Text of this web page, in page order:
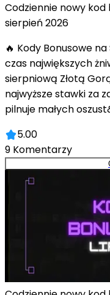
Codziennie nowy
sierpień 2026
🔥 Kody Bonusowe na
czas największych
sierpniową Złotą
najwyższe stawki za
pilnuje małych
5.00
9 Komentarzy